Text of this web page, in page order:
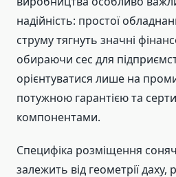
надійність: простої
струму тягнуть значні
обираючи сес для
орієнтуватися лише на
потужною гарантією та
компонентами.
Специфіка розміщення
залежить від геометрії